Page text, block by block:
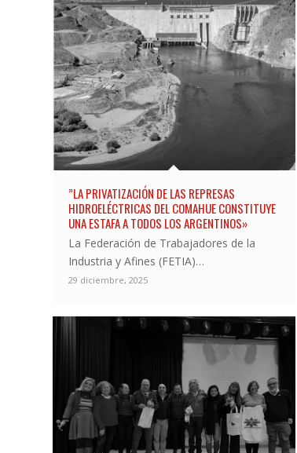
”LA PRIVATIZACIÓN DE LAS REPRESAS
HIDROELÉCTRICAS DEL COMAHUE CONSTITUYE
UNA ESTAFA A TODOS LOS ARGENTINOS»
La Federación de Trabajadores de la
Industria y Afines (FETIA)…
29 diciembre, 2025